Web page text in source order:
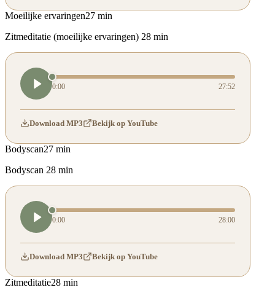
Moeilijke ervaringen27 min
Zitmeditatie (moeilijke ervaringen) 28 min
0:00 27:52
Download MP3 Bekijk op YouTube
Bodyscan27 min
Bodyscan 28 min
0:00 28:00
Download MP3 Bekijk op YouTube
Zitmeditatie28 min